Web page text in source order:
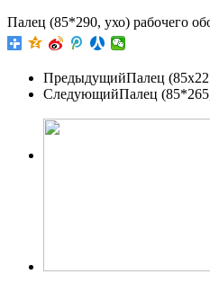
Палец (85*290, ухо) рабочего
ПредыдущийПалец
СледующийПалец